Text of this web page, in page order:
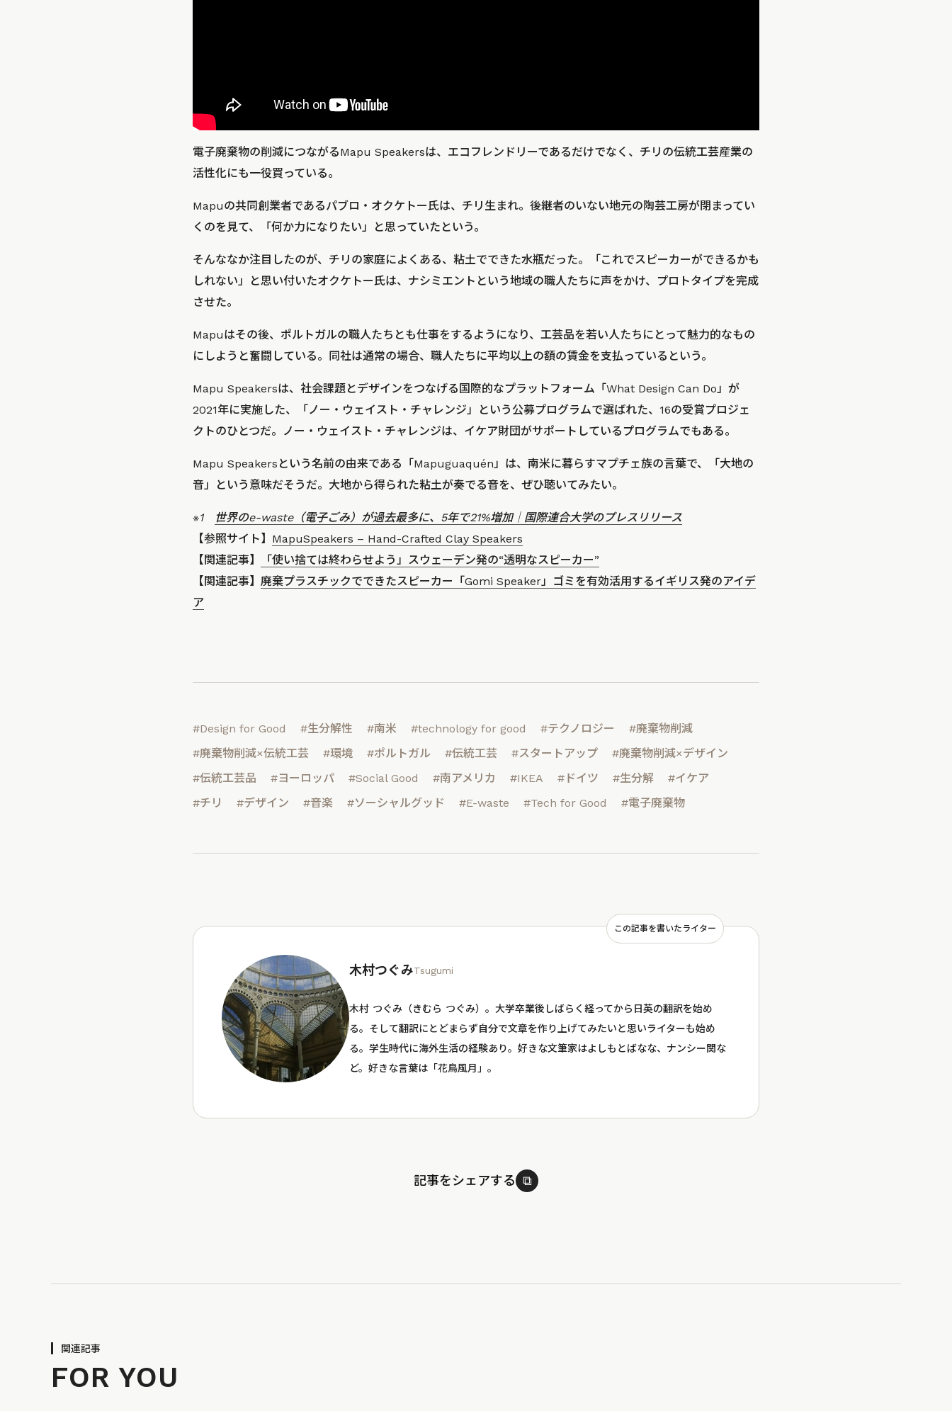
電子廃棄物の削減につながるMapu Speakersは、エコフレンドリーであるだけでなく、チリの伝統工芸産業の
活性化にも一役買っている。
Mapuの共同創業者であるパブロ・オクケトー氏は、チリ生まれ。後継者のいない地元の陶芸工房が閉まってい
くのを見て、「何か力になりたい」と思っていたという。
そんななか注目したのが、チリの家庭によくある、粘土でできた水瓶だった。「これでスピーカーができるかも
しれない」と思い付いたオクケトー氏は、ナシミエントという地域の職人たちに声をかけ、プロトタイプを完成
させた。
Mapuはその後、ポルトガルの職人たちとも仕事をするようになり、工芸品を若い人たちにとって魅力的なもの
にしようと奮闘している。同社は通常の場合、職人たちに平均以上の額の賃金を支払っているという。
Mapu Speakersは、社会課題とデザインをつなげる国際的なプラットフォーム「What Design Can Do」が
2021年に実施した、「ノー・ウェイスト・チャレンジ」という公募プログラムで選ばれた、16の受賞プロジェ
クトのひとつだ。ノー・ウェイスト・チャレンジは、イケア財団がサポートしているプログラムでもある。
Mapu Speakersという名前の由来である「Mapuguaquén」は、南米に暮らすマプチェ族の言葉で、「大地の
音」という意味だそうだ。大地から得られた粘土が奏でる音を、ぜひ聴いてみたい。
※1
世界のe-waste（電子ごみ）が過去最多に、5年で21%増加｜国際連合大学のプレスリリース
【参照サイト】 MapuSpeakers – Hand-Crafted Clay Speakers
【関連記事】
「使い捨ては終わらせよう」スウェーデン発の“透明なスピーカー”
【関連記事】 廃棄プラスチックでできたスピーカー「Gomi Speaker」ゴミを有効活用するイギリス発のアイデ
ア
#Design for Good #生分解性 #南米 #technology for good #テクノロジー
#廃棄物削減
#廃棄物削減×伝統工芸
#環境 #ポルトガル #伝統工芸 #スタートアップ
#廃棄物削減×デザイン
#伝統工芸品
#ヨーロッパ #Social Good #南アメリカ #IKEA #ドイツ #生分解
#イケア
#チリ
#デザイン #音楽 #ソーシャルグッド #E-waste #Tech for Good #電子廃棄物
この記事を書いたライター
木村つぐみTsugumi
木村 つぐみ（きむら つぐみ）。大学卒業後しばらく経ってから日英の翻訳を始め
る。そして翻訳にとどまらず自分で文章を作り上げてみたいと思いライターも始め
る。学生時代に海外生活の経験あり。好きな文筆家はよしもとばなな、ナンシー関な
ど。好きな言葉は「花鳥風月」。
記事をシェアする ⧉
関連記事
FOR YOU